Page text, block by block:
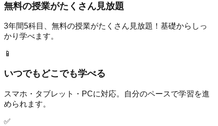
無料の授業がたくさん見放題
3年間5科目、無料の授業がたくさん見放題！基礎からしっ
かり学べます。
📱
いつでもどこでも学べる
スマホ・タブレット・PCに対応。自分のペースで学習を進
められます。
✅